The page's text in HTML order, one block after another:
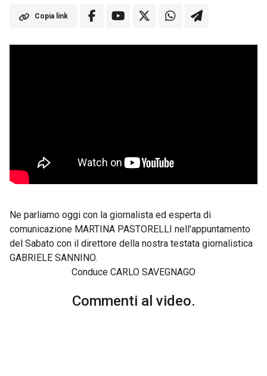
Copia link
Ne parliamo oggi con la giornalista ed esperta di
comunicazione MARTINA PASTORELLI nell'appuntamento
del Sabato con il direttore della nostra testata giornalistica
GABRIELE SANNINO.
Conduce CARLO SAVEGNAGO
Commenti al video.